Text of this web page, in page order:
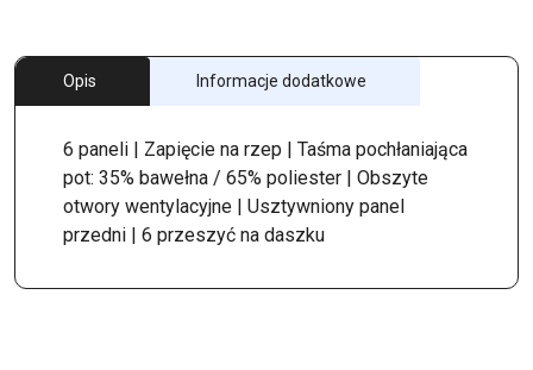
Opis Informacje dodatkowe
6 paneli | Zapięcie na rzep | Taśma pochłaniająca
pot: 35% bawełna / 65% poliester | Obszyte
otwory wentylacyjne | Usztywniony panel
przedni | 6 przeszyć na daszku